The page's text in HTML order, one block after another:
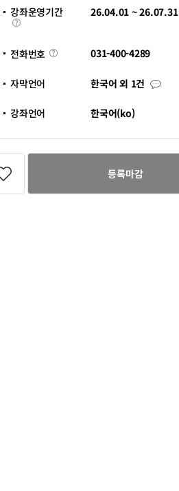
청
기
간
강좌운영기간
강
좌
영
기
26.04.01 ~ 26.07.31
전화번호 전
화
031-400-4289
자막언어 한국어 외 1건 자
막
강좌언어 한국어(ko)
등록마감